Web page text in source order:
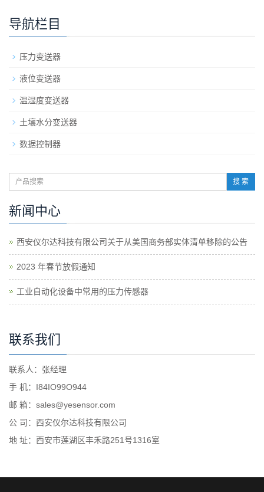
导航栏目
压力变送器
液位变送器
温湿度变送器
土壤水分变送器
数据控制器
搜 索
新闻中心
西安仪尔达科技有限公司关于从美国商务部实体清单移除的公告
2023 年春节放假通知
工业自动化设备中常用的压力传感器
联系我们
联系人：张经理
手 机：I84IO99O944
邮 箱：sales@yesensor.com
公 司：西安仪尔达科技有限公司
地 址：西安市莲湖区丰禾路251号1316室